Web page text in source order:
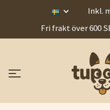
Inkl.
Fri frakt över 600